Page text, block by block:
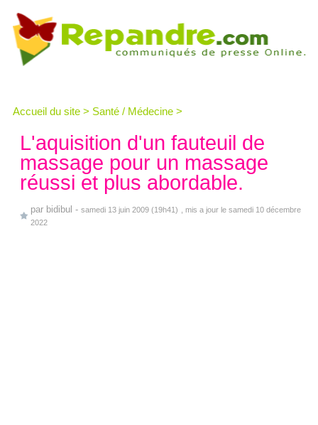
Accueil du site > Santé / Médecine >
L'aquisition d'un fauteuil de
massage pour un massage
réussi et plus abordable.
par bidibul - samedi 13 juin 2009 (19h41)
, mis a jour le samedi 10 décembre
2022